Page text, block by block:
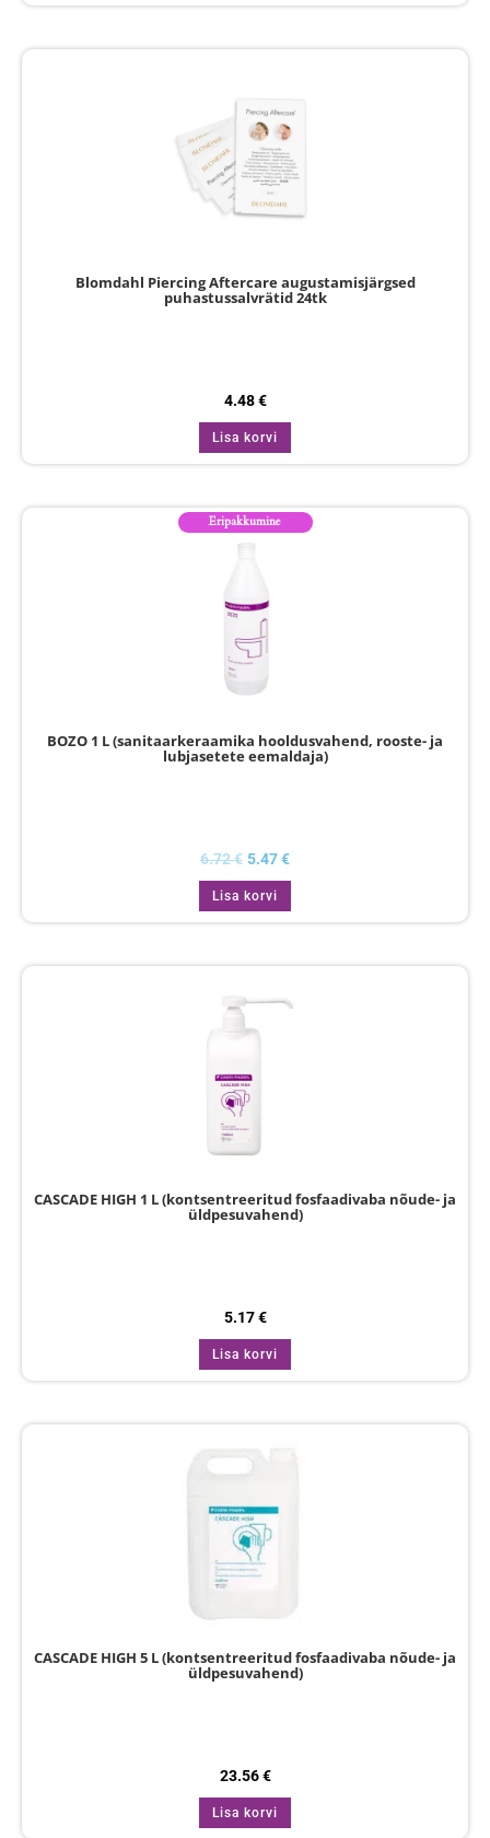
Blomdahl Piercing Aftercare augustamisjärgsed
puhastussalvrätid 24tk
4.48€
Lisa korvi
Eripakkumine
BOZO 1 L (sanitaarkeraamika hooldusvahend, rooste- ja
lubjasetete eemaldaja)
6.72€ 5.47€
Lisa korvi
CASCADE HIGH 1 L (kontsentreeritud fosfaadivaba nõude- ja
üldpesuvahend)
5.17€
Lisa korvi
CASCADE HIGH 5 L (kontsentreeritud fosfaadivaba nõude- ja
üldpesuvahend)
23.56€
Lisa korvi